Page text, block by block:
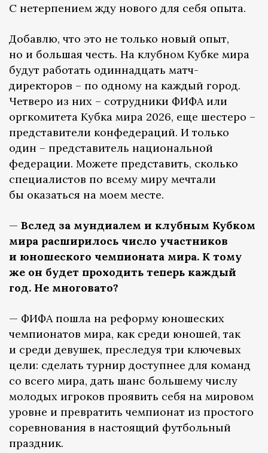
С нетерпением жду нового для себя опыта.
Добавлю, что это не только новый опыт,
но и большая честь. На клубном Кубке мира
будут работать одиннадцать матч-
директоров – по одному на каждый город.
Четверо из них – сотрудники ФИФА или
оргкомитета Кубка мира 2026, еще шестеро –
представители конфедераций. И только
один – представитель национальной
федерации. Можете представить, сколько
специалистов по всему миру мечтали
бы оказаться на моем месте.
— Вслед за мундиалем и клубным Кубком
мира расширилось число участников
и юношеского чемпионата мира. К тому
же он будет проходить теперь каждый
год. Не многовато?
— ФИФА пошла на реформу юношеских
чемпионатов мира, как среди юношей, так
и среди девушек, преследуя три ключевых
цели: сделать турнир доступнее для команд
со всего мира, дать шанс большему числу
молодых игроков проявить себя на мировом
уровне и превратить чемпионат из простого
соревнования в настоящий футбольный
праздник.